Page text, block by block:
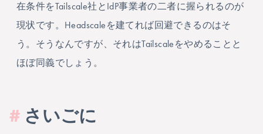
在条件をTailscale社とIdP事業者の二者に握られるのが
現状です。Headscaleを建てれば回避できるのはそ
う。そうなんですが、それはTailscaleをやめることと
ほぼ同義でしょう。
# さいごに